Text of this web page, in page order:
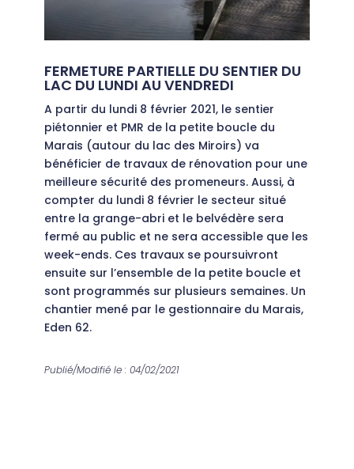
FERMETURE PARTIELLE DU SENTIER DU
LAC DU LUNDI AU VENDREDI
A partir du lundi 8 février 2021, le sentier
piétonnier et PMR de la petite boucle du
Marais (autour du lac des Miroirs) va
bénéficier de travaux de rénovation pour une
meilleure sécurité des promeneurs. Aussi, à
compter du lundi 8 février le secteur situé
entre la grange-abri et le belvédère sera
fermé au public et ne sera accessible que les
week-ends. Ces travaux se poursuivront
ensuite sur l’ensemble de la petite boucle et
sont programmés sur plusieurs semaines. Un
chantier mené par le gestionnaire du Marais,
Eden 62.
Publié/Modifié le : 04/02/2021